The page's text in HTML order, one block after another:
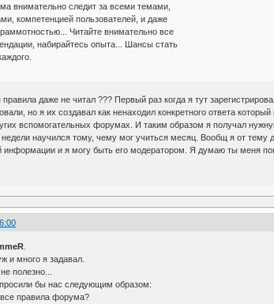
внимательно следит за всеми темами,
компетенцией пользователей, и даже
Читайте внимательно все
набирайтесь опыта... Шансы стать
даже не читал ??? Первый раз когда я тут
но я их создавал как ненаходил конкретного ответа
вспомогательных форумах. И таким образом я получал
недели научился тому, чему мог учиться месяц. Вообщ я от
информации и я могу быть его модератором. Я думаю ты меня
и много я задавал.
полезно...
бы нас следующим образом:
все правила форума?